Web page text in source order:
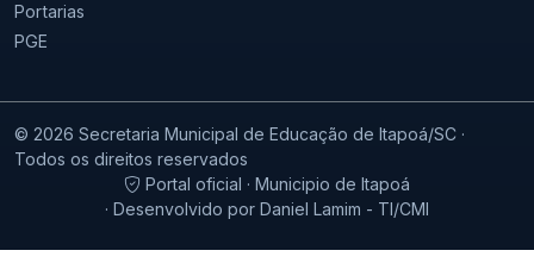
Portarias
PGE
© 2026 Secretaria Municipal de Educação de Itapoá/SC ·
Todos os direitos reservados
Portal oficial · Municipio de Itapoá
· Desenvolvido por Daniel Lamim - TI/CMI